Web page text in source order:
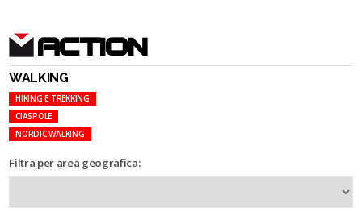
ACTION
WALKING
HIKING E TREKKING
CIASPOLE
NORDIC WALKING
Filtra per area geografica: